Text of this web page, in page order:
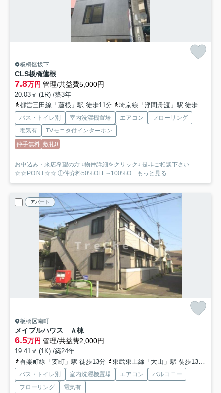
板橋区坂下
CLS板橋蓮根
7.8万円 管理/共益費5,000円
20.03㎡ (1R) /築3年
都営三田線「蓮根」駅 徒歩11分
埼京線「浮間舟渡」駅 徒歩15分
バス・トイレ別 室内洗濯機置場 エアコン
フローリング
電気有
TVモニタ付インターホン
仲手無料 敷礼0
お申込み・来店希望の方 ↓物件詳細をクリック↓ 是非ご相談下さい
☆☆POINT☆☆ ①仲介料50%OFF～100%O...
もっと見る
アパート
板橋区南町
メイプルハウス Ａ棟
6.5万円 管理/共益費2,000円
19.41㎡ (1K) /築24年
有楽町線「要町」駅 徒歩13分
東武東上線「大山」駅 徒歩13分
バス・トイレ別 室内洗濯機置場 エアコン
バルコニー
フローリング
電気有